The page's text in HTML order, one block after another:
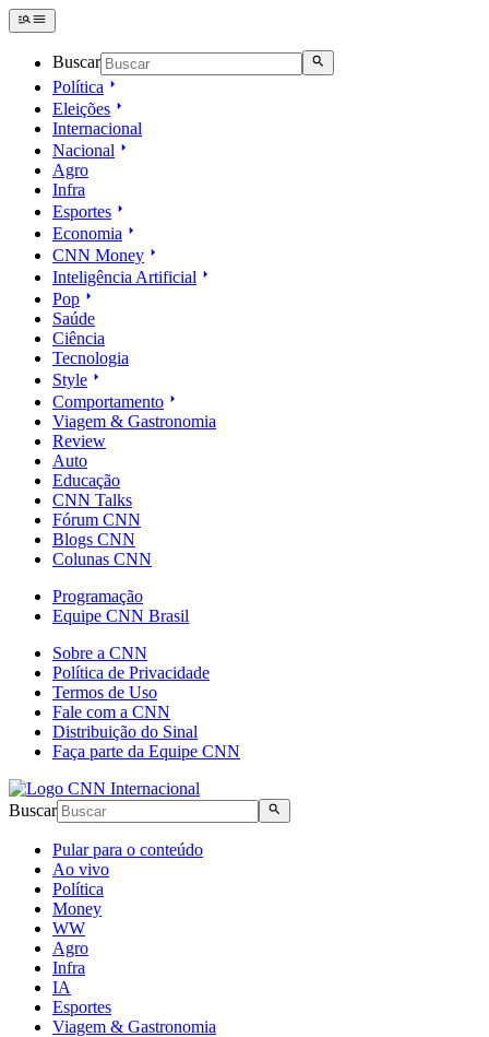
Buscar
Política
Eleições
Internacional
Nacional
Agro
Infra
Esportes
Economia
CNN Money
Inteligência Artificial
Pop
Saúde
Ciência
Tecnologia
Style
Comportamento
Viagem & Gastronomia
Review
Auto
Educação
CNN Talks
Fórum CNN
Blogs CNN
Colunas CNN
Programação
Equipe CNN Brasil
Sobre a CNN
Política de Privacidade
Termos de Uso
Fale com a CNN
Distribuição do Sinal
Faça parte da Equipe CNN
Buscar
Pular para o conteúdo
Ao vivo
Política
Money
WW
Agro
Infra
IA
Esportes
Viagem & Gastronomia